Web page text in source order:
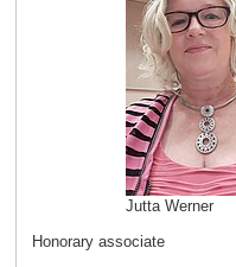
Jutta Werner
Honorary associate